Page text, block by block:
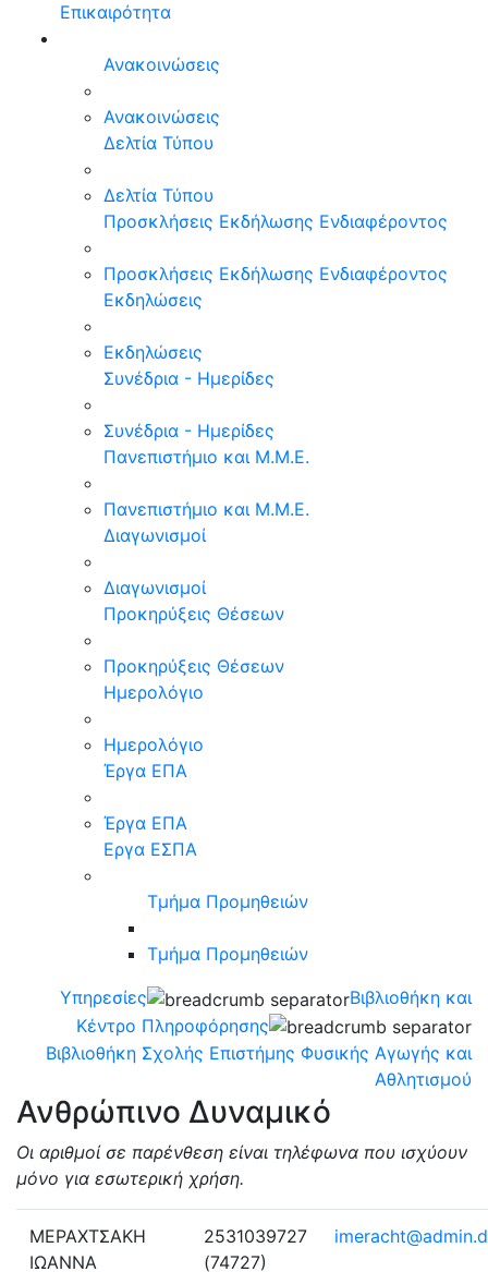
Επικαιρότητα
Ανακοινώσεις
Ανακοινώσεις
Δελτία Τύπου
Δελτία Τύπου
Προσκλήσεις Εκδήλωσης Ενδιαφέροντος
Προσκλήσεις Εκδήλωσης Ενδιαφέροντος
Εκδηλώσεις
Εκδηλώσεις
Συνέδρια - Ημερίδες
Συνέδρια - Ημερίδες
Πανεπιστήμιο και Μ.Μ.Ε.
Πανεπιστήμιο και Μ.Μ.Ε.
Διαγωνισμοί
Διαγωνισμοί
Προκηρύξεις Θέσεων
Προκηρύξεις Θέσεων
Ημερολόγιο
Ημερολόγιο
Έργα ΕΠΑ
Έργα ΕΠΑ
Eργα ΕΣΠΑ
Τμήμα Προμηθειών
Τμήμα Προμηθειών
Υπηρεσίες
Βιβλιοθήκη και
Κέντρο Πληροφόρησης
Βιβλιοθήκη Σχολής Επιστήμης Φυσικής Αγωγής και
Αθλητισμού
Ανθρώπινο Δυναμικό
Οι αριθμοί σε παρένθεση είναι τηλέφωνα που ισχύουν
μόνο για εσωτερική χρήση.
ΜΕΡΑΧΤΣΑΚΗ
ΙΩΑΝΝΑ
2531039727
(74727)